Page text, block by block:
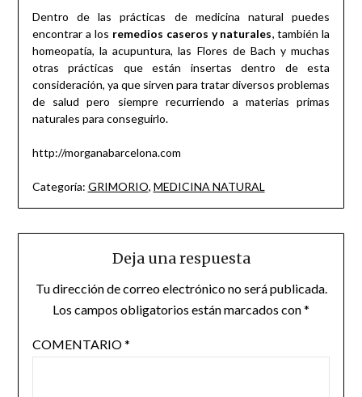
Dentro de las prácticas de medicina natural puedes
encontrar a los remedios caseros y naturales, también la
homeopatía, la acupuntura, las Flores de Bach y muchas
otras prácticas que están insertas dentro de esta
consideración, ya que sirven para tratar diversos problemas
de salud pero siempre recurriendo a materias primas
naturales para conseguirlo.
http://morganabarcelona.com
Categoría: GRIMORIO, MEDICINA NATURAL
Deja una respuesta
Tu dirección de correo electrónico no será publicada.
Los campos obligatorios están marcados con*
COMENTARIO*